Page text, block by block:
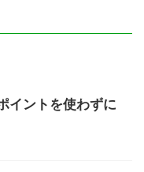
イントを使わずに